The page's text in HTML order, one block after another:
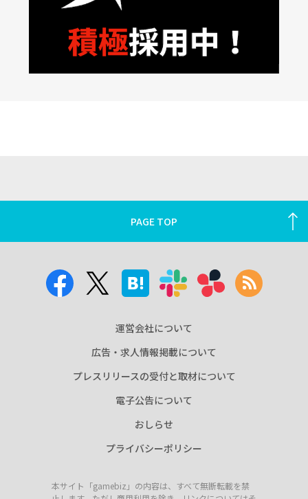
PAGE TOP
運営会社について
広告・求人情報掲載について
プレスリリースの受付と取材について
電子公告について
おしらせ
プライバシーポリシー
本サイト「gamebiz」の内容は、すべて無断転載を禁